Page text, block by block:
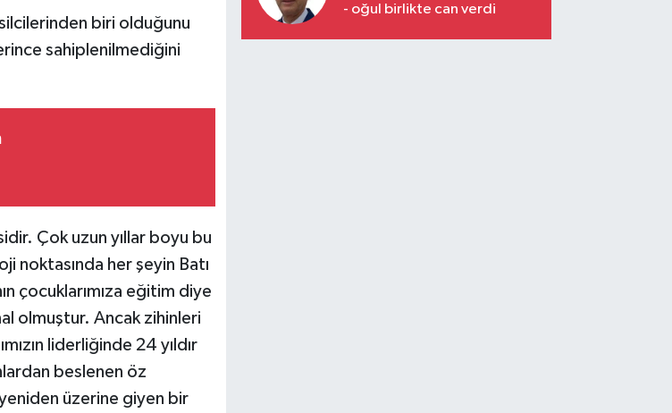
biri olduğunu
sahiplenilmediğini
Çok uzun yıllar boyu bu
noktasında her şeyin Batı
çocuklarımıza eğitim diye
olmuştur. Ancak zihinleri
liderliğinde 24 yıldır
beslenen öz
üzerine giyen bir
- oğul birlikte can verdi